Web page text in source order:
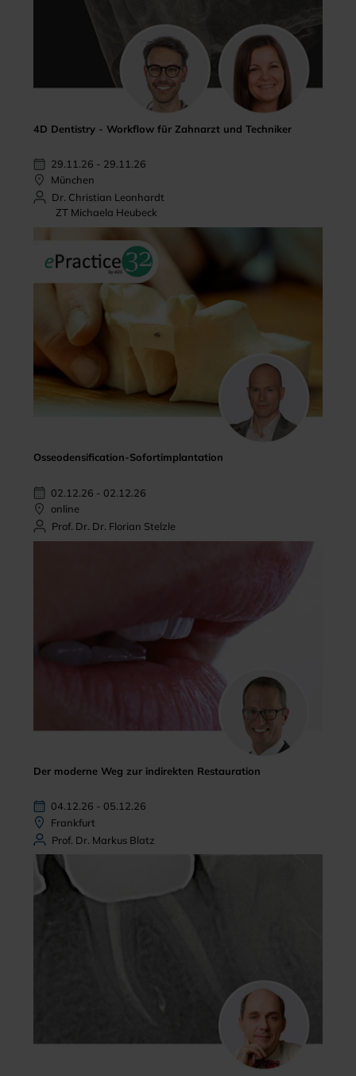
4D Dentistry - Workflow für Zahnarzt und Techniker
29.11.26 - 29.11.26
München
Dr. Christian Leonhardt
ZT Michaela Heubeck
Osseodensification-Sofortimplantation
02.12.26 - 02.12.26
online
Prof. Dr. Dr. Florian Stelzle
Der moderne Weg zur indirekten Restauration
04.12.26 - 05.12.26
Frankfurt
Prof. Dr. Markus Blatz